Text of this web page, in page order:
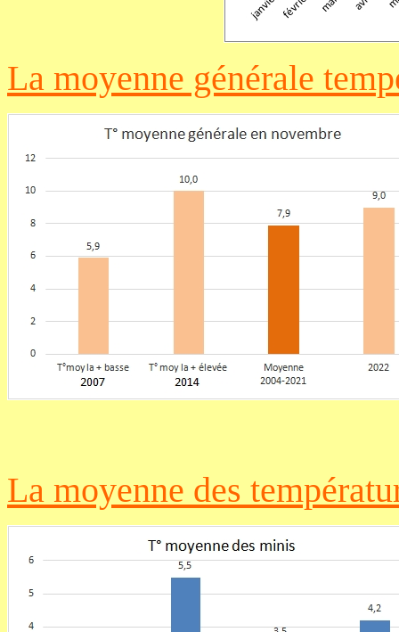
La moyenne générale
La moyenne des